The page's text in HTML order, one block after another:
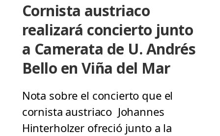
Cornista austriaco
realizará concierto junto
a Camerata de U. Andrés
Bello en Viña del Mar
Nota sobre el concierto que el
cornista austriaco Johannes
Hinterholzer ofreció junto a la